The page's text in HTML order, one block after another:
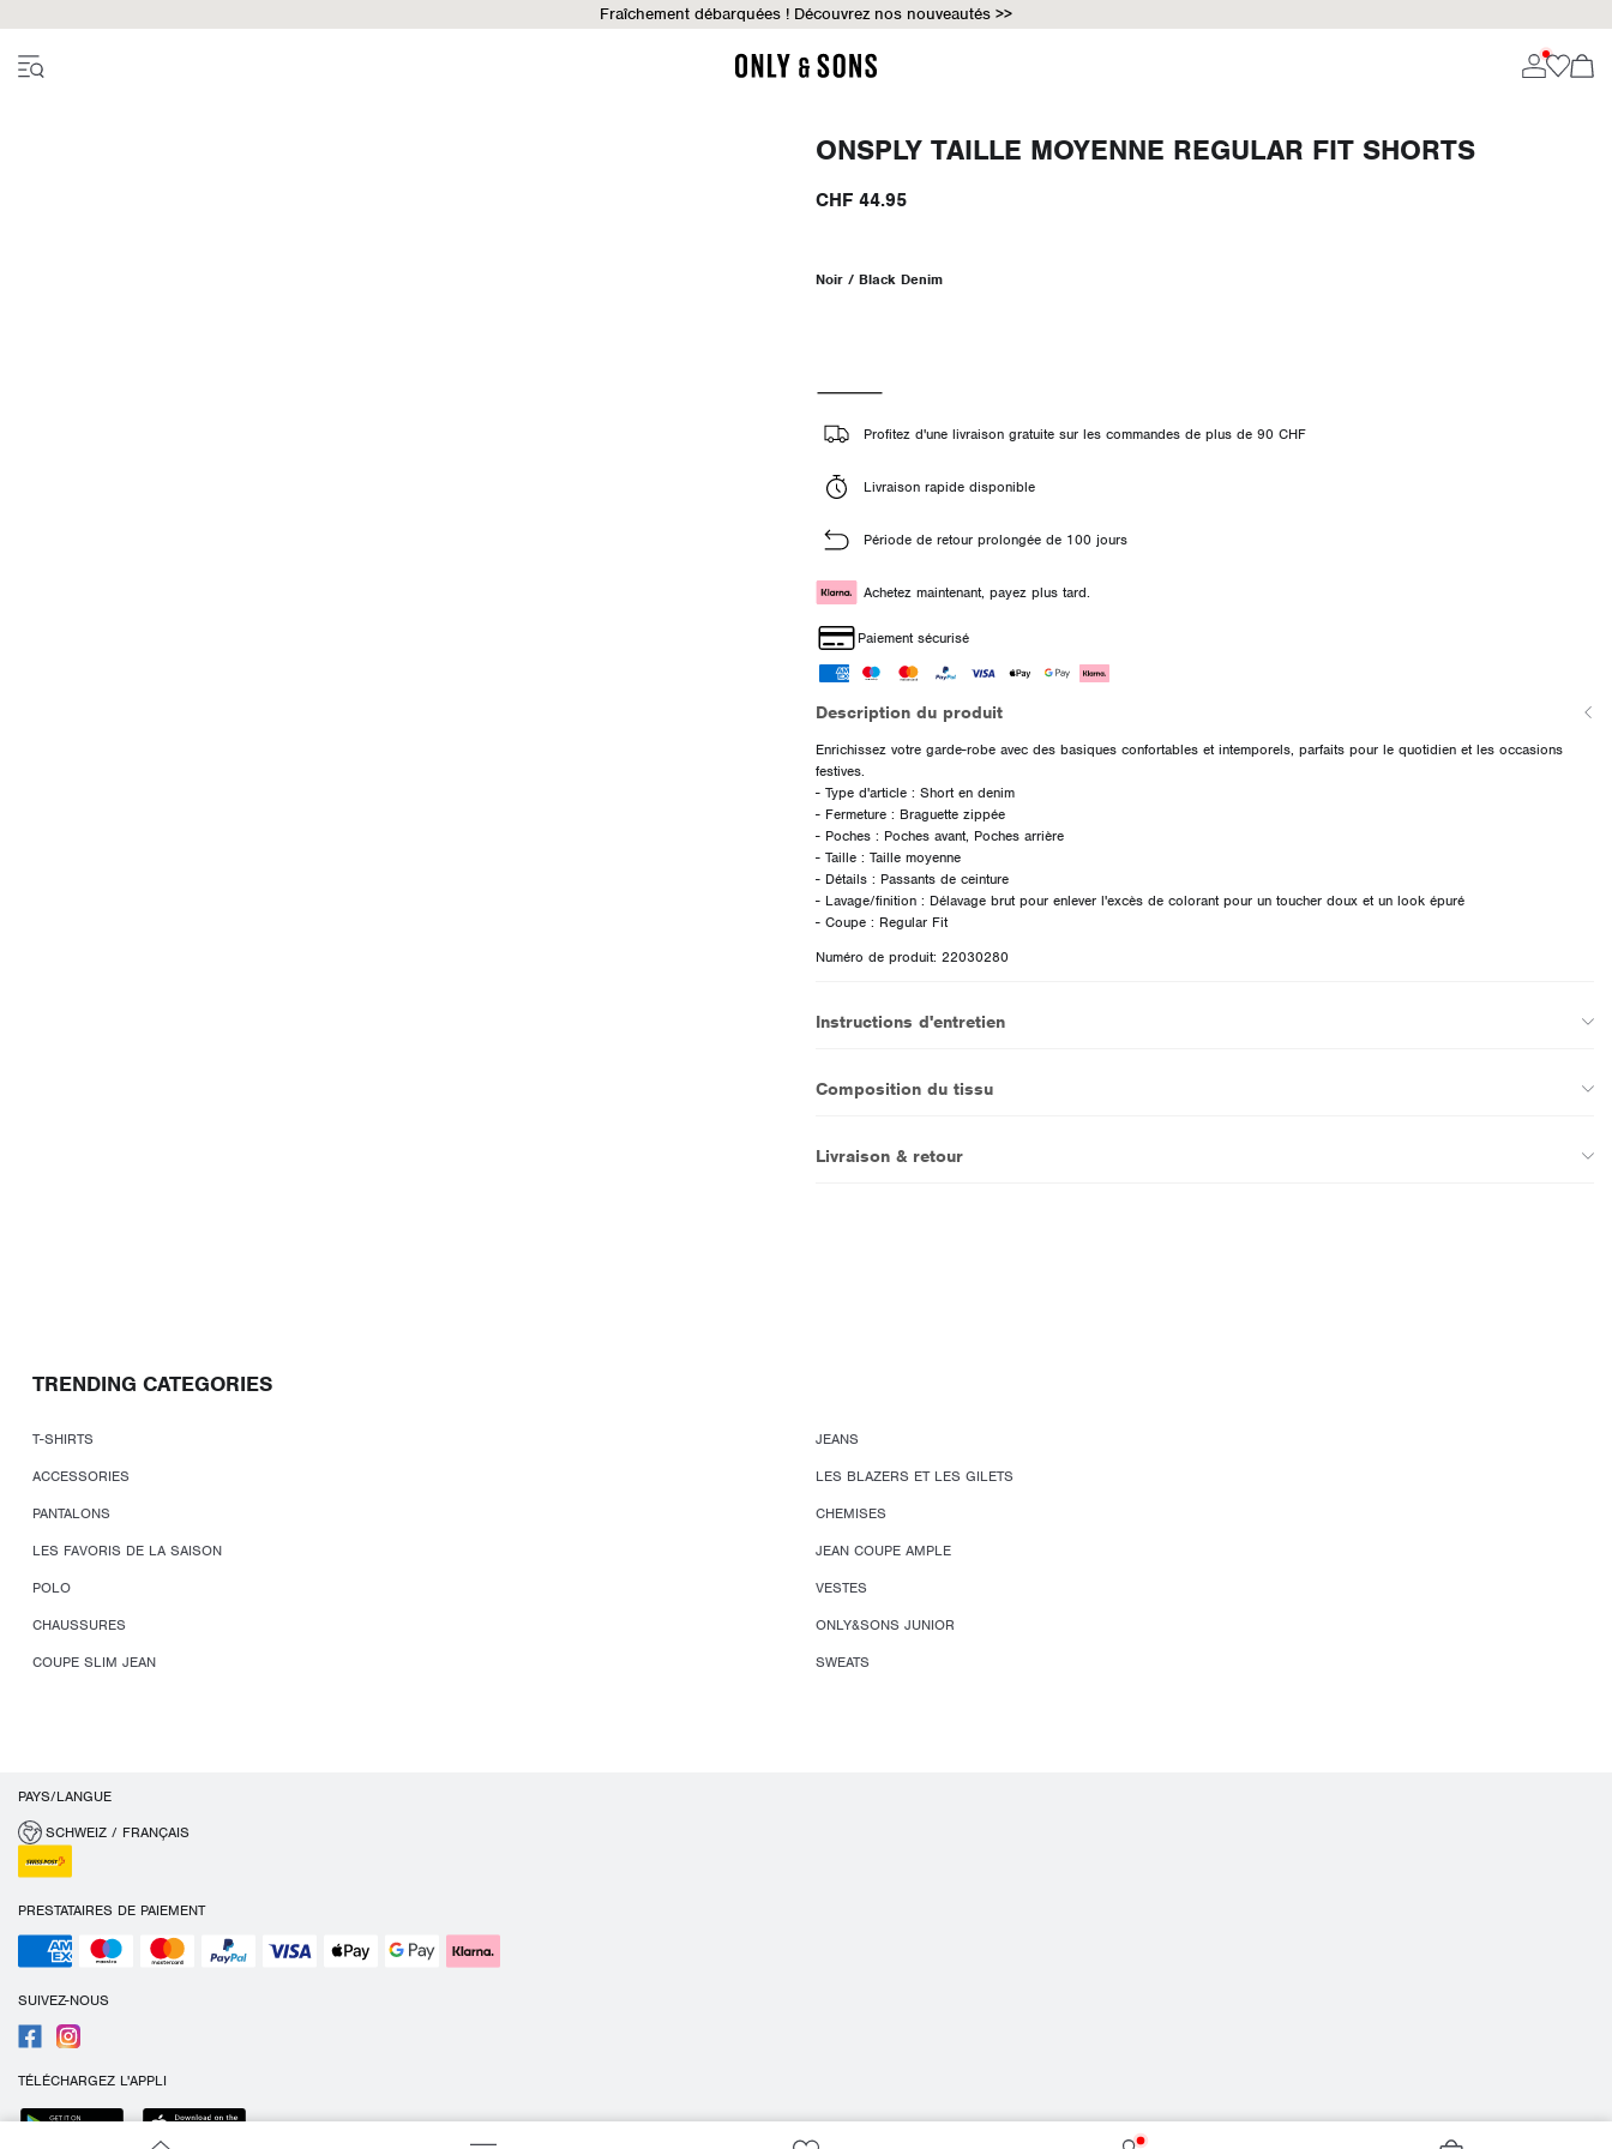
Fraîchement débarquées ! Découvrez nos nouveautés >>
ONSPLY TAILLE MOYENNE REGULAR FIT SHORTS
CHF 44.95
Noir / Black Denim
Profitez d'une livraison gratuite sur les commandes de plus de 90 CHF
Livraison rapide disponible
Période de retour prolongée de 100 jours
Achetez maintenant, payez plus tard.
Paiement sécurisé
Description du produit
Enrichissez votre garde-robe avec des basiques confortables et intemporels, parfaits pour le quotidien et les occasions
festives.
- Type d'article : Short en denim
- Fermeture : Braguette zippée
- Poches : Poches avant, Poches arrière
- Taille : Taille moyenne
- Détails : Passants de ceinture
- Lavage/finition : Délavage brut pour enlever l'excès de colorant pour un toucher doux et un look épuré
- Coupe : Regular Fit
Numéro de produit: 22030280
Instructions d'entretien
Composition du tissu
Livraison & retour
TRENDING CATEGORIES
T-SHIRTS
JEANS
ACCESSORIES
LES BLAZERS ET LES GILETS
PANTALONS
CHEMISES
LES FAVORIS DE LA SAISON
JEAN COUPE AMPLE
POLO
VESTES
CHAUSSURES
ONLY&SONS JUNIOR
COUPE SLIM JEAN
SWEATS
PAYS/LANGUE
SCHWEIZ / FRANÇAIS
PRESTATAIRES DE PAIEMENT
SUIVEZ-NOUS
TÉLÉCHARGEZ L'APPLI